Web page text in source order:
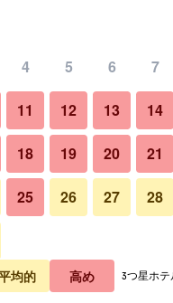
料
料
4 5 6 7
11 12 13 14
18 19 20 21
25 26 27 28
均的 高め 3つ星ホテ